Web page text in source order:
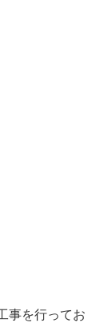
事を行ってお